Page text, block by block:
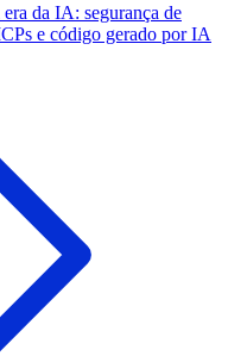
da IA: segurança de
e código gerado por IA